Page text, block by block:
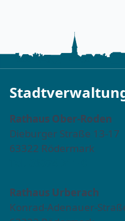
Rathaus Ober-Roden
Dieburger Straße 13-17
63322 Rödermark
Rathaus Urberach
Konrad-Adenauer-